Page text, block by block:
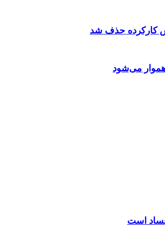
کارکرده حذف شد
هموار می‌شود
فساد است